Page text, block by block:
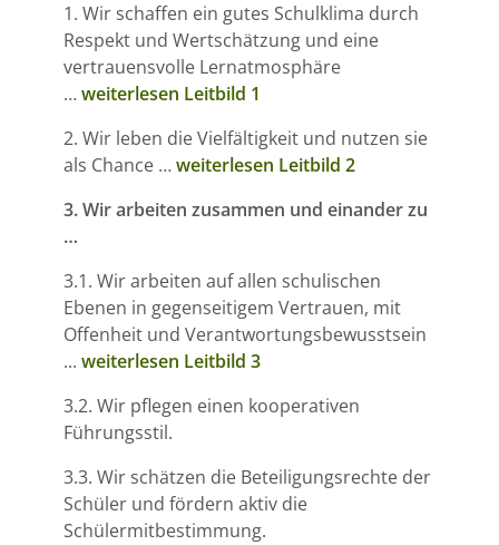
1. Wir schaffen ein gutes Schulklima durch
Respekt und Wertschätzung und eine
vertrauensvolle Lernatmosphäre
…weiterlesen Leitbild 1
2. Wir leben die Vielfältigkeit und nutzen sie
als Chance …weiterlesen Leitbild 2
3. Wir arbeiten zusammen und einander zu
…
3.1. Wir arbeiten auf allen schulischen
Ebenen in gegenseitigem Vertrauen, mit
Offenheit und Verantwortungsbewusstsein
... weiterlesen Leitbild 3
3.2. Wir pflegen einen kooperativen
Führungsstil.
3.3. Wir schätzen die Beteiligungsrechte der
Schüler und fördern aktiv die
Schülermitbestimmung.